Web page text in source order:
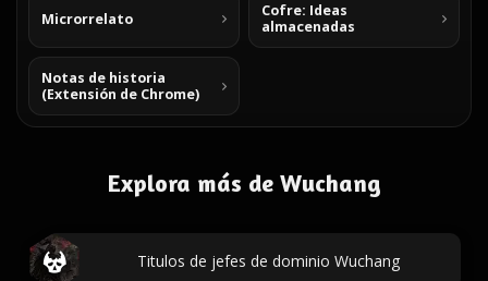
Microrrelato
Cofre: Ideas
almacenadas
Notas de historia
(Extensión de Chrome)
Explora más de Wuchang
Titulos de jefes de dominio Wuchang